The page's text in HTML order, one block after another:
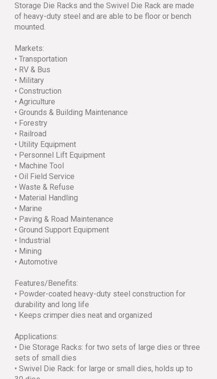
Storage Die Racks and the Swivel Die Rack are made
of heavy-duty steel and are able to be floor or bench
mounted.
Markets:
• Transportation
• RV & Bus
• Military
• Construction
• Agriculture
• Grounds & Building Maintenance
• Forestry
• Railroad
• Utility Equipment
• Personnel Lift Equipment
• Machine Tool
• Oil Field Service
• Waste & Refuse
• Material Handling
• Marine
• Paving & Road Maintenance
• Ground Support Equipment
• Industrial
• Mining
• Automotive
Features/Benefits:
• Powder-coated heavy-duty steel construction for
durability and long life
• Keeps crimper dies neat and organized
Applications:
• Die Storage Racks: for two sets of large dies or three
sets of small dies
• Swivel Die Rack: for large or small dies, holds up to